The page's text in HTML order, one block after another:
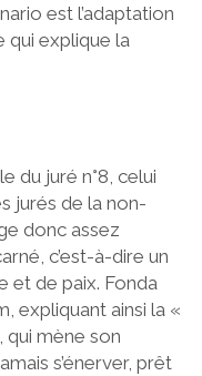
est l’adaptation
qui explique la
du juré n°8, celui
jurés de la non-
donc assez
c’est-à-dire un
et de paix. Fonda
expliquant ainsi la «
mène son
s’énerver, prêt